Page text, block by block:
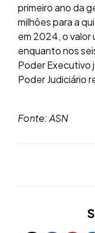
primeiro ano da
milhões para a
em 2024, o valor
enquanto nos
Poder Executivo
Poder Judiciário
Fonte: ASN